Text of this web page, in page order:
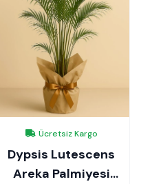
Ücretsiz Kargo
Dypsis Lutescens
Areka Palmiyesi